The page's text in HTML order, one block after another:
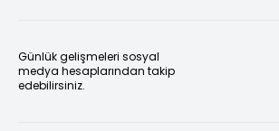
Günlük gelişmeleri sosyal
medya hesaplarından takip
edebilirsiniz.